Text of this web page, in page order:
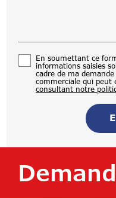
En soumettant ce
informations saisies
cadre de ma
commerciale qui peut
consultant notre